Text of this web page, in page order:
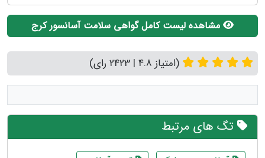
مشاهده لیست کامل گواهی سلامت آسانسور کرج
(امتیاز 4.8 | 2423 رای)
تگ های مرتبط